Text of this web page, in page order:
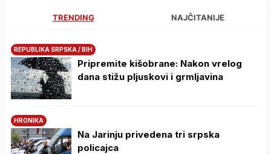
TRENDING NAJČITANIJE
REPUBLIKA SRPSKA / BIH
Pripremite kišobrane: Nakon vrelog
dana stižu pljuskovi i grmljavina
HRONIKA
Na Јarinju privedena tri srpska
policajca